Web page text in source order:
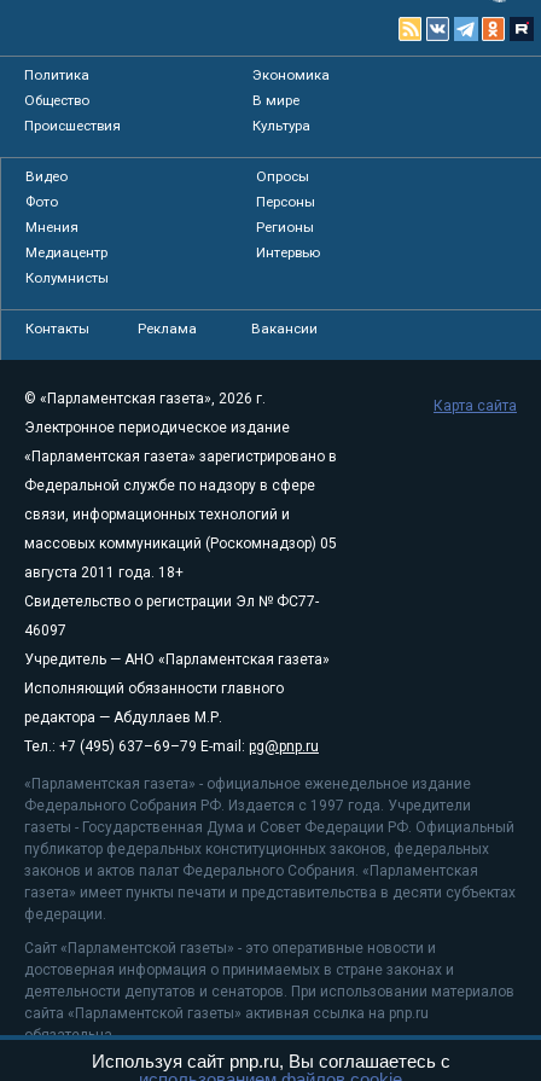
Политика
Экономика
Общество
В мире
Происшествия
Культура
Видео
Опросы
Фото
Персоны
Мнения
Регионы
Медиацентр
Интервью
Колумнисты
Контакты Реклама Вакансии
© «Парламентская газета», 2026 г.
Электронное периодическое издание
«Парламентская газета» зарегистрировано в
Федеральной службе по надзору в сфере
связи, информационных технологий и
массовых коммуникаций (Роскомнадзор) 05
августа 2011 года. 18+
Свидетельство о регистрации Эл № ФС77-
46097
Учредитель — АНО «Парламентская газета»
Исполняющий обязанности главного
редактора — Абдуллаев М.Р.
Тел.: +7 (495) 637–69–79 E-mail: pg@pnp.ru
«Парламентская газета» - официальное еженедельное издание
Федерального Собрания РФ. Издается с 1997 года. Учредители
газеты - Государственная Дума и Совет Федерации РФ. Официальный
публикатор федеральных конституционных законов, федеральных
законов и актов палат Федерального Собрания. «Парламентская
газета» имеет пункты печати и представительства в десяти субъектах
федерации.
Сайт «Парламентской газеты» - это оперативные новости и
достоверная информация о принимаемых в стране законах и
деятельности депутатов и сенаторов. При использовании материалов
сайта «Парламентской газеты» активная ссылка на pnp.ru
обязательна.
На информационном ресурсе применяютсярекомендательные
Карта сайта
Используя сайт pnp.ru, Вы соглашаетесь с